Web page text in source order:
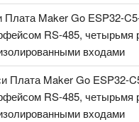
Плата Maker Go ESP32-
RS-485, четырьмя
входами
Плата Maker Go ESP32-
RS-485, четырьмя
входами